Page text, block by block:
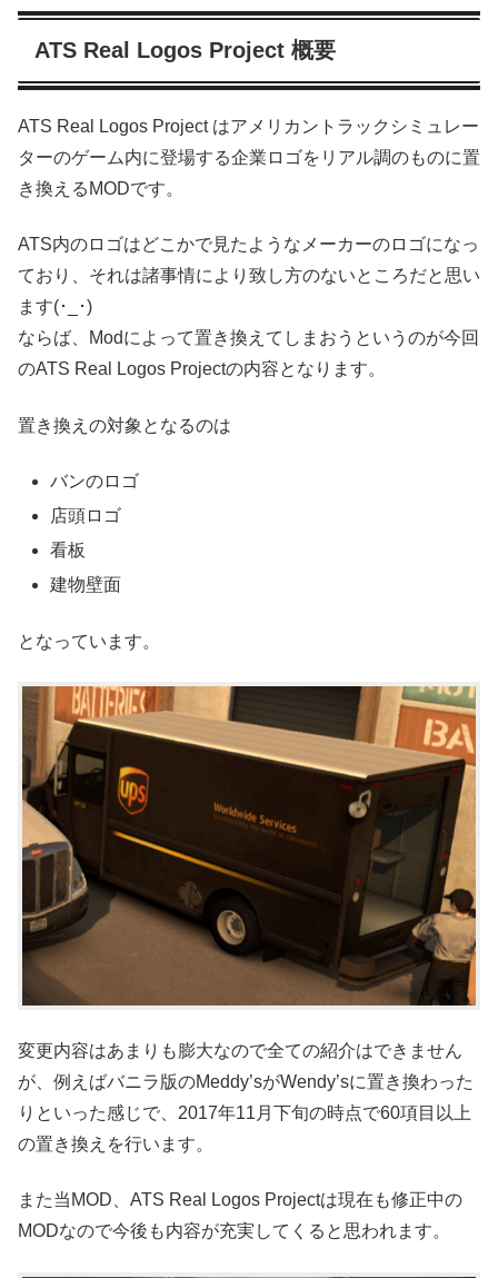
ATS Real Logos Project 概要
ATS Real Logos Project はアメリカントラックシミュレー
ターのゲーム内に登場する企業ロゴをリアル調のものに置
き換えるMODです。
ATS内のロゴはどこかで見たようなメーカーのロゴになっ
ており、それは諸事情により致し方のないところだと思い
ます(･_･)
ならば、Modによって置き換えてしまおうというのが今回
のATS Real Logos Projectの内容となります。
置き換えの対象となるのは
バンのロゴ
店頭ロゴ
看板
建物壁面
となっています。
変更内容はあまりも膨大なので全ての紹介はできません
が、例えばバニラ版のMeddy’sがWendy’sに置き換わった
りといった感じで、2017年11月下旬の時点で60項目以上
の置き換えを行います。
また当MOD、ATS Real Logos Projectは現在も修正中の
MODなので今後も内容が充実してくると思われます。